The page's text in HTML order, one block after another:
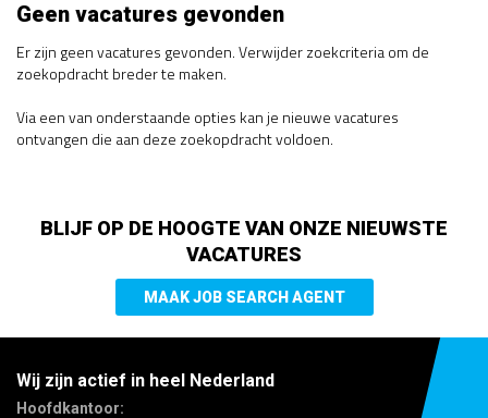
Geen vacatures gevonden
Er zijn geen vacatures gevonden. Verwijder zoekcriteria om de
zoekopdracht breder te maken.
Via een van onderstaande opties kan je nieuwe vacatures
ontvangen die aan deze zoekopdracht voldoen.
BLIJF OP DE HOOGTE VAN ONZE NIEUWSTE
VACATURES
MAAK JOB SEARCH AGENT
Wij zijn actief in heel Nederland
Hoofdkantoor: